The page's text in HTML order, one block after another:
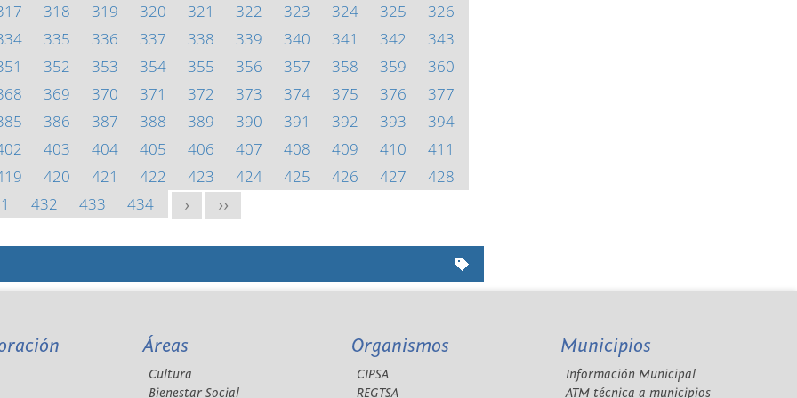
318 319 320 321 322 323 324 325
326
335 336 337 338 339 340 341 342
343
352 353 354 355 356 357 358 359
360
369 370 371 372 373 374 375 376
377
386 387 388 389 390 391 392 393
394
403 404 405 406 407 408 409 410
411
420 421 422 423 424 425 426 427
428
432 433 434 > >>
Áreas
Cultura
Bienestar Social
Organismos
CIPSA
REGTSA
Municipios
Información Municipal
ATM técnica a municipios